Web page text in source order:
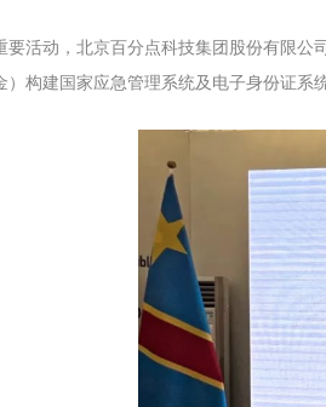
要活动，北京百分点科技集团股份有限
）构建国家应急管理系统及电子身份证系